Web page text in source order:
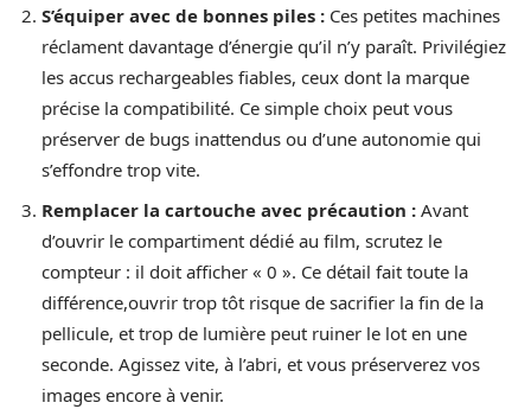
S’équiper avec de bonnes piles : Ces petites machines
réclament davantage d’énergie qu’il n’y paraît. Privilégiez
les accus rechargeables fiables, ceux dont la marque
précise la compatibilité. Ce simple choix peut vous
préserver de bugs inattendus ou d’une autonomie qui
s’effondre trop vite.
Remplacer la cartouche avec précaution : Avant
d’ouvrir le compartiment dédié au film, scrutez le
compteur : il doit afficher « 0 ». Ce détail fait toute la
différence,ouvrir trop tôt risque de sacrifier la fin de la
pellicule, et trop de lumière peut ruiner le lot en une
seconde. Agissez vite, à l’abri, et vous préserverez vos
images encore à venir.